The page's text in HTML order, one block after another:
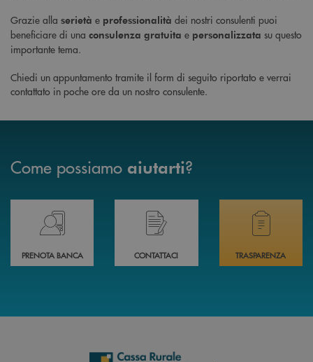
Grazie alla serietà e professionalità dei nostri consulenti puoi
beneficiare di una consulenza gratuita e personalizzata su questo
importante tema.
Chiedi un appuntamento tramite il form di seguito riportato e verrai
contattato in poche ore da un nostro consulente.
Come possiamo aiutarti?
Prenota il tuo appuntamento in Filiale direttamente da casa 24h su 24h
PRENOTA BANCA
Hai bisogno di assistenza immediata?
CONTATTACI
Hai bisogno di
TRASPARENZA